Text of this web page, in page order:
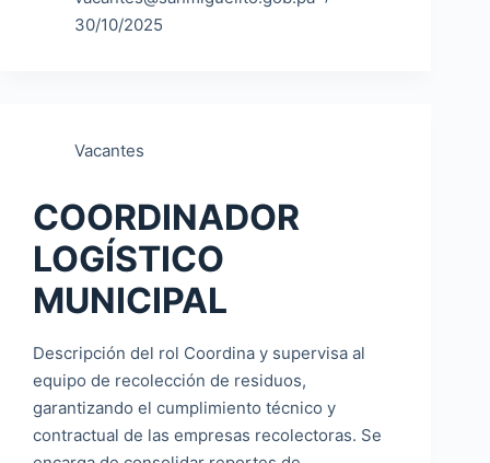
30/10/2025
Vacantes
COORDINADOR
LOGÍSTICO
MUNICIPAL
Descripción del rol Coordina y supervisa al
equipo de recolección de residuos,
garantizando el cumplimiento técnico y
contractual de las empresas recolectoras. Se